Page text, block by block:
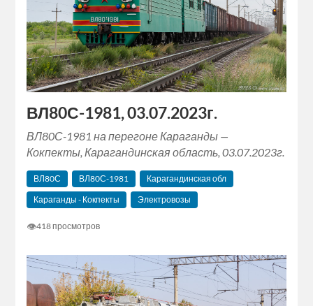
ВЛ80С-1981, 03.07.2023г.
ВЛ80С-1981 на перегоне Караганды —
Кокпекты, Карагандинская область, 03.07.2023г.
ВЛ80С ВЛ80С-1981
Карагандинская обл
Караганды - Кокпекты
Электровозы
👁418 просмотров